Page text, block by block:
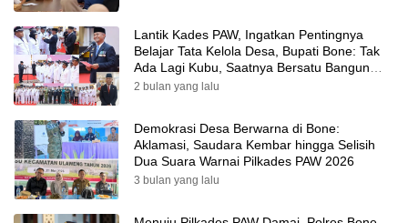
Lantik Kades PAW, Ingatkan Pentingnya
Belajar Tata Kelola Desa, Bupati Bone: Tak
Ada Lagi Kubu, Saatnya Bersatu Bangun
Desa
2 bulan yang lalu
Demokrasi Desa Berwarna di Bone:
Aklamasi, Saudara Kembar hingga Selisih
Dua Suara Warnai Pilkades PAW 2026
3 bulan yang lalu